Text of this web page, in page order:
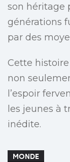
son héritage
générations
par des
Cette
non
l’espoir
les jeunes à
inédite.
MONDE